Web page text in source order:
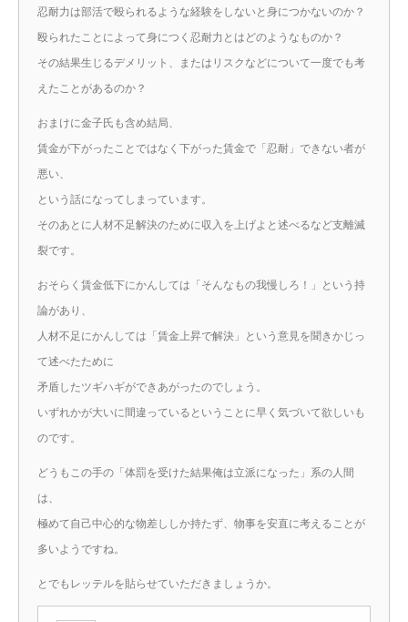
忍耐力は部活で殴られるような経験をしないと身につかないのか？
殴られたことによって身につく忍耐力とはどのようなものか？
その結果生じるデメリット、またはリスクなどについて一度でも考
えたことがあるのか？
おまけに金子氏も含め結局、
賃金が下がったことではなく下がった賃金で「忍耐」できない者が
悪い、
という話になってしまっています。
そのあとに人材不足解決のために収入を上げよと述べるなど支離滅
裂です。
おそらく賃金低下にかんしては「そんなもの我慢しろ！」という持
論があり、
人材不足にかんしては「賃金上昇で解決」という意見を聞きかじっ
て述べたために
矛盾したツギハギができあがったのでしょう。
いずれかが大いに間違っているということに早く気づいて欲しいも
のです。
どうもこの手の「体罰を受けた結果俺は立派になった」系の人間
は、
極めて自己中心的な物差ししか持たず、物事を安直に考えることが
多いようですね。
とでもレッテルを貼らせていただきましょうか。